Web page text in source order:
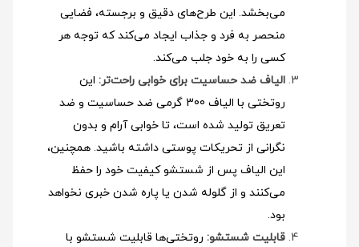
می‌بخشد. این طرح‌های دقیق و برجسته، فضایی
منحصر به فرد و جذاب ایجاد می‌کند که توجه هر
کسی را به خود جلب می‌کند.
الیاف ضد حساسیت برای خوابی راحت‌تر: این
روتختی با الیاف 300 گرمی ضد حساسیت و ضد
تعریق تولید شده است، تا خوابی آرام و بدون
نگرانی از تحریکات پوستی داشته باشید. همچنین،
این الیاف پس از شستشو کیفیت خود را حفظ
می‌کنند و از گلوله شدن یا پاره شدن خبری نخواهد
بود.
قابلیت شستشو: روتختی‌ها قابلیت شستشو با